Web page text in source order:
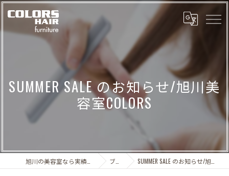
SUMMER SALE のお知らせ/旭川美
容室COLORS
ブログ SUMMER SALE のお知らせ/旭川美容室COLORS